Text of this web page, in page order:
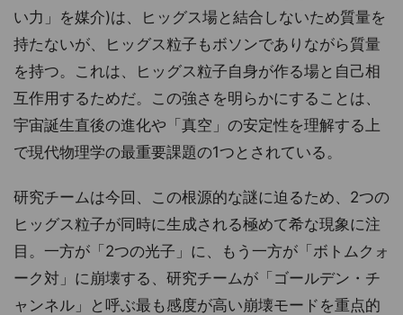
い力」を媒介)は、ヒッグス場と結合しないため質量を
持たないが、ヒッグス粒子もボソンでありながら質量
を持つ。これは、ヒッグス粒子自身が作る場と自己相
互作用するためだ。この強さを明らかにすることは、
宇宙誕生直後の進化や「真空」の安定性を理解する上
で現代物理学の最重要課題の1つとされている。
研究チームは今回、この根源的な謎に迫るため、2つの
ヒッグス粒子が同時に生成される極めて希な現象に注
目。一方が「2つの光子」に、もう一方が「ボトムクォ
ーク対」に崩壊する、研究チームが「ゴールデン・チ
ャンネル」と呼ぶ最も感度が高い崩壊モードを重点的